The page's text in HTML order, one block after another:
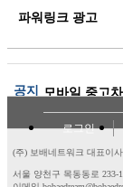
파워링크 광고
공지 모바일 중고
로그인
(주) 보배네트워크 대표이
서울 양천구 목동동로 233-